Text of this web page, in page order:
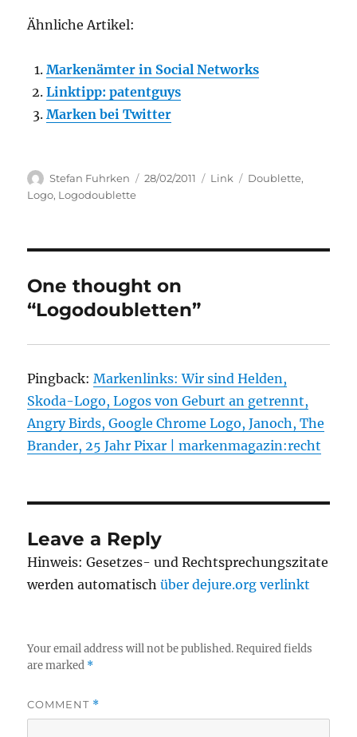
Ähnliche Artikel:
Markenämter in Social Networks
Linktipp: patentguys
Marken bei Twitter
Author
Stefan Fuhrken
Posted
28/02/2011 Categories
Link Tags
Doublette,
Logo, Logodoublette
One thought on
“Logodoubletten”
Pingback:Markenlinks: Wir sind Helden,
Skoda-Logo, Logos von Geburt an getrennt,
Angry Birds, Google Chrome Logo, Janoch, The
Brander, 25 Jahr Pixar | markenmagazin:recht
Leave a Reply
Hinweis: Gesetzes- und Rechtsprechungszitate
werden automatischüber dejure.org verlinkt
Your email address will not be published. Required fields
are marked *
COMMENT *